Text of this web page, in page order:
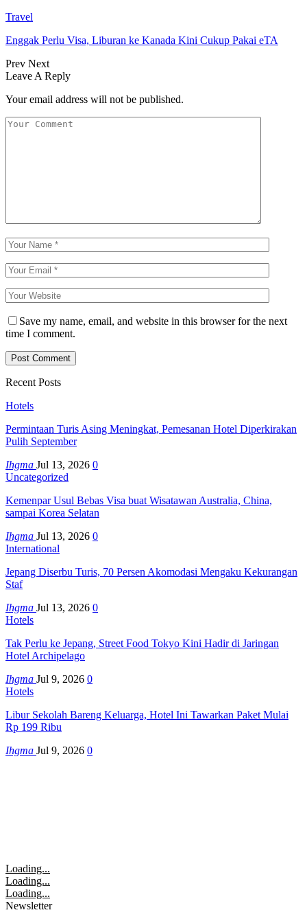
Travel
Enggak Perlu Visa, Liburan ke Kanada Kini Cukup Pakai eTA
Prev Next
Leave A Reply
Your email address will not be published.
Save my name, email, and website in this browser for the next
time I comment.
Recent Posts
Hotels
Permintaan Turis Asing Meningkat, Pemesanan Hotel Diperkirakan
Pulih September
Ihgma Jul 13, 2026 0
Uncategorized
Kemenpar Usul Bebas Visa buat Wisatawan Australia, China,
sampai Korea Selatan
Ihgma Jul 13, 2026 0
International
Jepang Diserbu Turis, 70 Persen Akomodasi Mengaku Kekurangan
Staf
Ihgma Jul 13, 2026 0
Hotels
Tak Perlu ke Jepang, Street Food Tokyo Kini Hadir di Jaringan
Hotel Archipelago
Ihgma Jul 9, 2026 0
Hotels
Libur Sekolah Bareng Keluarga, Hotel Ini Tawarkan Paket Mulai
Rp 199 Ribu
Ihgma Jul 9, 2026 0
Loading...
Loading...
Loading...
Newsletter